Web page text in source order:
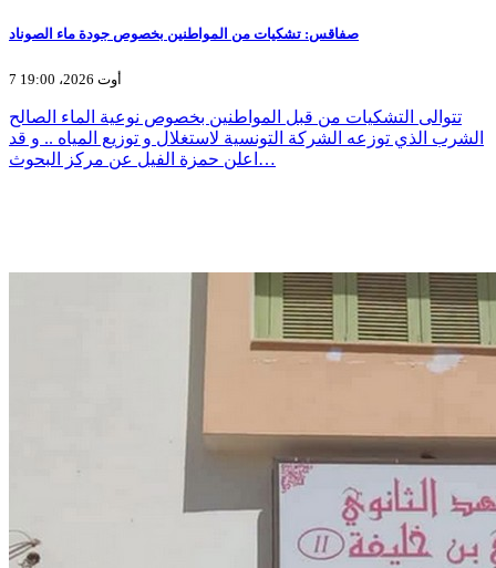
صفاقس: تشكيات من المواطنين بخصوص جودة ماء الصوناد
7 أوت 2026، 19:00
تتوالى التشكيات من قبل المواطنين بخصوص نوعية الماء الصالح
الشرب الذي توزعه الشركة التونسية لاستغلال و توزيع المياه .. و قد
اعلن حمزة الفيل عن مركز البحوث…